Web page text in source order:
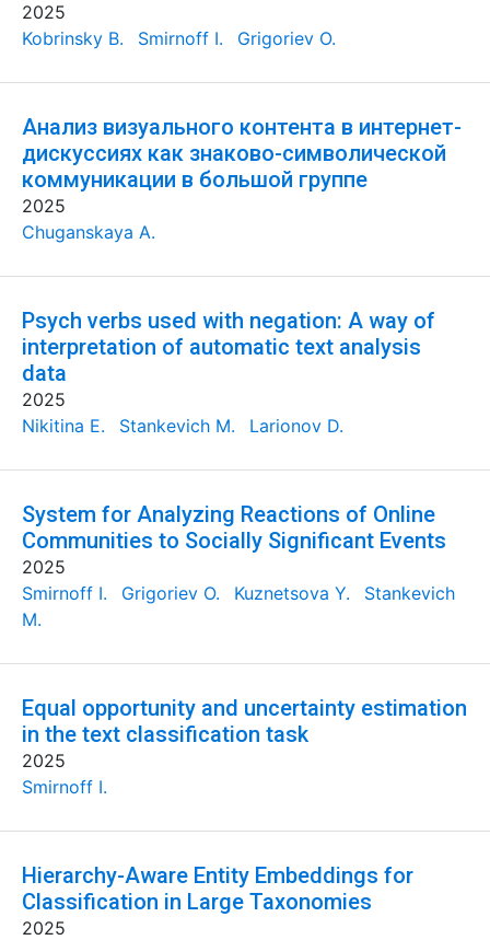
2025
Kobrinsky B.
Smirnoff I. Grigoriev O.
Анализ визуального контента в интернет-
дискуссиях как знаково-символической
коммуникации в большой группе
2025
Chuganskaya A.
Psych verbs used with negation: A way of
interpretation of automatic text analysis
data
2025
Nikitina E.
Stankevich M. Larionov D.
System for Analyzing Reactions of Online
Communities to Socially Significant Events
2025
Smirnoff I.
Grigoriev O. Kuznetsova Y.
Stankevich
M.
Equal opportunity and uncertainty estimation
in the text classification task
2025
Smirnoff I.
Hierarchy-Aware Entity Embeddings for
Classification in Large Taxonomies
2025